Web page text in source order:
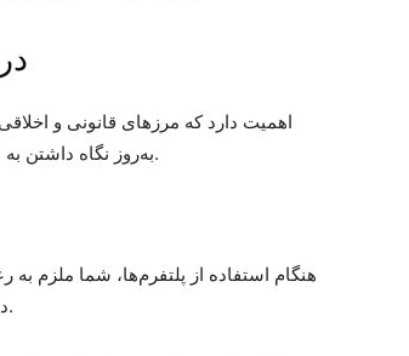
به‌روز نگاه داشتن به شما کمک می‌کند تا خالقان را احترام بگذارید و با قوانین هماهنگ شوید.
هنگام استفاده از پلتفرم‌ها، شما ملزم به
دانلود محتوا ممکن است قانونی باشد اگر از مسیرهای مجاز انجام شود.